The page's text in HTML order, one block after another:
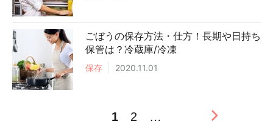
ごぼうの保存方法・仕方！長期や日持ち
保管は？冷蔵庫/冷凍
保存 2020.11.01
1 2 …